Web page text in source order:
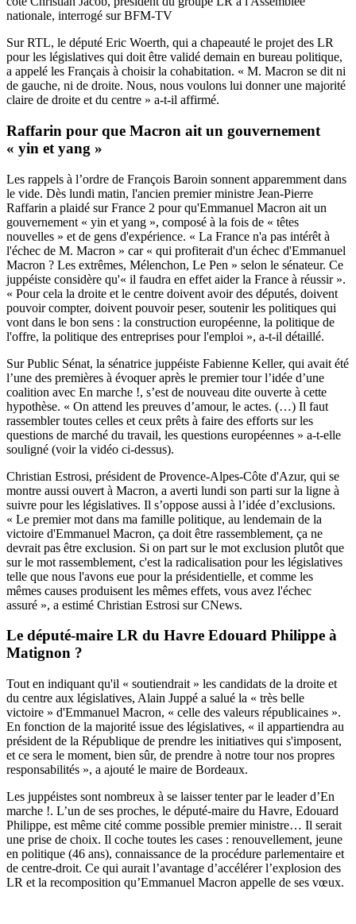
nationale, interrogé sur BFM-TV
Sur RTL, le député Eric Woerth, qui a chapeauté le projet des LR
pour les législatives qui doit être validé demain en bureau politique,
a appelé les Français à choisir la cohabitation. « M. Macron se dit ni
de gauche, ni de droite. Nous, nous voulons lui donner une majorité
claire de droite et du centre » a-t-il affirmé.
Raffarin pour que Macron ait un gouvernement
« yin et yang »
Les rappels à l’ordre de François Baroin sonnent apparemment dans
le vide. Dès lundi matin, l'ancien premier ministre Jean-Pierre
Raffarin a plaidé sur France 2 pour qu'Emmanuel Macron ait un
gouvernement « yin et yang », composé à la fois de « têtes
nouvelles » et de gens d'expérience. « La France n'a pas intérêt à
l'échec de M. Macron » car « qui profiterait d'un échec d'Emmanuel
Macron ? Les extrêmes, Mélenchon, Le Pen » selon le sénateur. Ce
juppéiste considère qu'« il faudra en effet aider la France à réussir ».
« Pour cela la droite et le centre doivent avoir des députés, doivent
pouvoir compter, doivent pouvoir peser, soutenir les politiques qui
vont dans le bon sens : la construction européenne, la politique de
l'offre, la politique des entreprises pour l'emploi », a-t-il détaillé.
Sur Public Sénat, la sénatrice juppéiste Fabienne Keller, qui avait été
l’une des premières à évoquer après le premier tour l’idée d’une
coalition avec En marche !, s’est de nouveau dite ouverte à cette
hypothèse. « On attend les preuves d’amour, le actes. (…) Il faut
rassembler toutes celles et ceux prêts à faire des efforts sur les
questions de marché du travail, les questions européennes » a-t-elle
souligné (voir la vidéo ci-dessus).
Christian Estrosi, président de Provence-Alpes-Côte d'Azur, qui se
montre aussi ouvert à Macron, a averti lundi son parti sur la ligne à
suivre pour les législatives. Il s’oppose aussi à l’idée d’exclusions.
« Le premier mot dans ma famille politique, au lendemain de la
victoire d'Emmanuel Macron, ça doit être rassemblement, ça ne
devrait pas être exclusion. Si on part sur le mot exclusion plutôt que
sur le mot rassemblement, c'est la radicalisation pour les législatives
telle que nous l'avons eue pour la présidentielle, et comme les
mêmes causes produisent les mêmes effets, vous avez l'échec
assuré », a estimé Christian Estrosi sur CNews.
Le député-maire LR du Havre Edouard Philippe à
Matignon ?
Tout en indiquant qu'il « soutiendrait » les candidats de la droite et
du centre aux législatives, Alain Juppé a salué la « très belle
victoire » d'Emmanuel Macron, « celle des valeurs républicaines ».
En fonction de la majorité issue des législatives, « il appartiendra au
président de la République de prendre les initiatives qui s'imposent,
et ce sera le moment, bien sûr, de prendre à notre tour nos propres
responsabilités », a ajouté le maire de Bordeaux.
Les juppéistes sont nombreux à se laisser tenter par le leader d’En
marche !. L’un de ses proches, le député-maire du Havre, Edouard
Philippe, est même cité comme possible premier ministre… Il serait
une prise de choix. Il coche toutes les cases : renouvellement, jeune
en politique (46 ans), connaissance de la procédure parlementaire et
de centre-droit. Ce qui aurait l’avantage d’accélérer l’explosion des
LR et la recomposition qu’Emmanuel Macron appelle de ses vœux.